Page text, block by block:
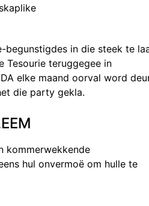
begunstigdes in die steek te
Tesourie teruggegee in
elke maand oorval word
die party gekla.
kommerwekkende
hul onvermoë om hulle te